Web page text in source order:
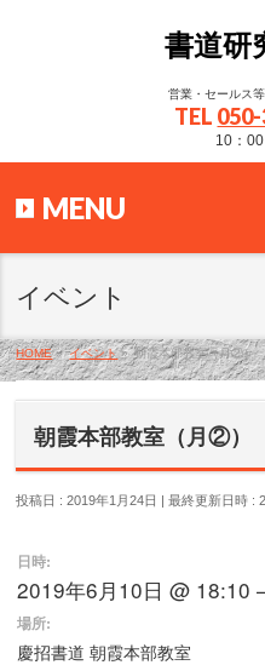
書道研
営業・セールス
TEL
10：
MENU
イベント
HOME» イベント» 朝霞本部教室（月②）
朝霞本部教室（月②）
投稿日 : 2019年1月24日 最終更新日時 :
日時:
2019年6月10日 @ 18:10
場所:
慶招書道 朝霞本部教室